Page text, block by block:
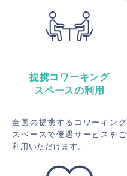
提携コワーキング
スペースの利用
全国の提携するコワーキング
スペースで優遇サービスをご
利用いただけます。